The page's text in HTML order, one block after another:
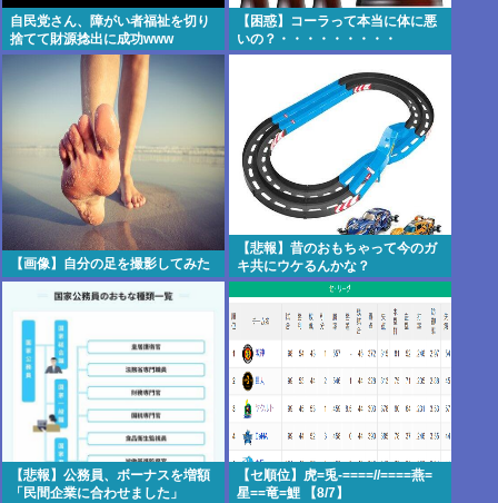
自民党さん、障がい者福祉を切り
捨てて財源捻出に成功www
【困惑】コーラって本当に体に悪
いの？・・・・・・・・・
【画像】自分の足を撮影してみた
【悲報】昔のおもちゃって今のガ
キ共にウケるんかな？
【悲報】公務員、ボーナスを増額
「民間企業に合わせました」
【セ順位】虎=兎-====//====燕=
星==竜=鯉 【8/7】